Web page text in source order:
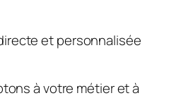
et personnalisée
à votre métier et à